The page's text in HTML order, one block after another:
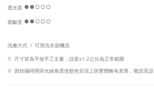
透光度 ●●○○○
易皺度 ●●○○○
洗滌方式 I 可用洗衣袋機洗
※ 尺寸皆為平放手工丈量， 誤差±1-2公分為正常範圍
※ 因拍攝時間與光線角度使顏色呈現上與實體略有差異，敬請見諒